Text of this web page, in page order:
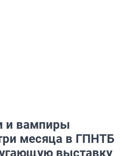
и вампиры
месяца в ГПНТБ
выставку